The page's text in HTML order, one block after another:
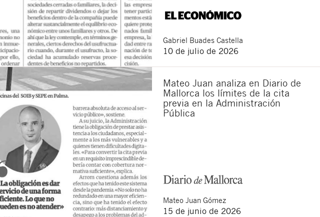
Gabriel Buades Castella
10 de julio de 2026
Mateo Juan analiza en Diario de
Mallorca los límites de la cita
previa en la Administración
Pública
Mateo Juan Gómez
15 de junio de 2026